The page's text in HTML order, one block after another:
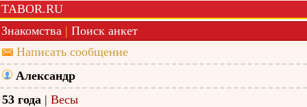
TABOR.RU
Знакомства | Поиск анкет
Написать сообщение
Александр
53 года | Весы